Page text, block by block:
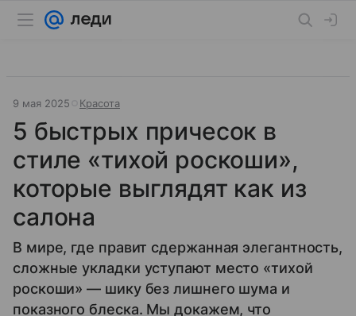
9 мая 2025 Красота
5 быстрых причесок в
стиле «тихой роскоши»,
которые выглядят как из
салона
В мире, где правит сдержанная элегантность,
сложные укладки уступают место «тихой
роскоши» — шику без лишнего шума и
показного блеска. Мы докажем, что